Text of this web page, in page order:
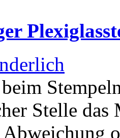
Stelle